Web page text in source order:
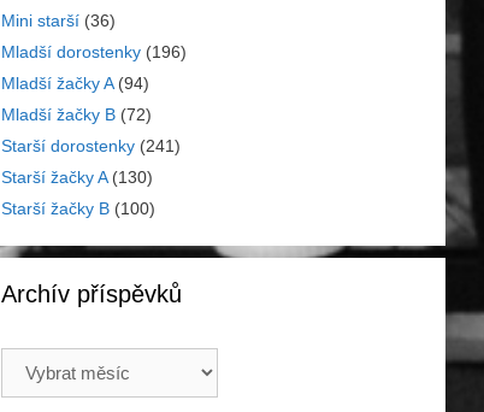
Mini starší (36)
Mladší dorostenky (196)
Mladší žačky A(94)
Mladší žačky B (72)
Starší dorostenky (241)
Starší žačky A(130)
Starší žačky B (100)
Archív příspěvků
příspěvků